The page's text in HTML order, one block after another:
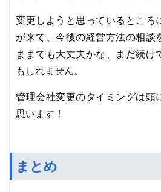
変更しようと思っているところ
が来て、今後の経営方法の相談
ままでも大丈夫かな、まだ続け
もしれません。
管理会社変更のタイミングは頭
思います！
まとめ